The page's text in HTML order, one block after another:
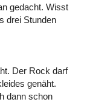
gedacht. Wisst
drei Stunden
Der Rock darf
genäht.
dann schon